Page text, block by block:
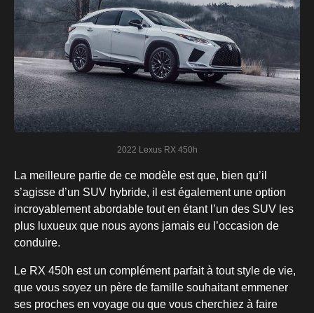
2022 Lexus RX 450h
La meilleure partie de ce modèle est que, bien qu’il
s’agisse d’un SUV hybride, il est également une option
incroyablement abordable tout en étant l’un des SUV les
plus luxueux que nous ayons jamais eu l’occasion de
conduire.
Le RX 450h est un complément parfait à tout style de vie,
que vous soyez un père de famille souhaitant emmener
ses proches en voyage ou que vous cherchiez à faire